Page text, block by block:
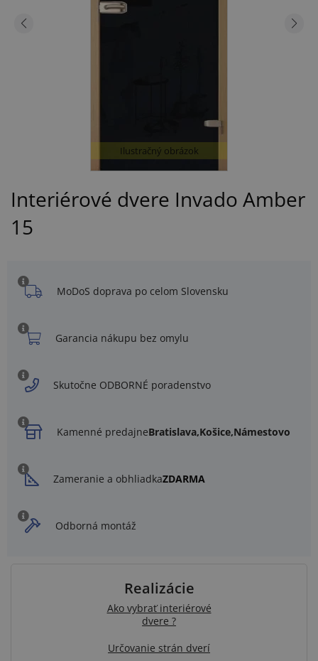
Ilustračný obrázok
Interiérové dvere Invado Amber
15
MoDoS doprava po celom Slovensku
Garancia nákupu bez omylu
Skutočne ODBORNÉ poradenstvo
Kamenné predajneBratislava,Košice,Námestovo
Zameranie a obhliadkaZDARMA
Odborná montáž
Realizácie
Ako vybrať interiérové
dvere ?
Určovanie strán dverí